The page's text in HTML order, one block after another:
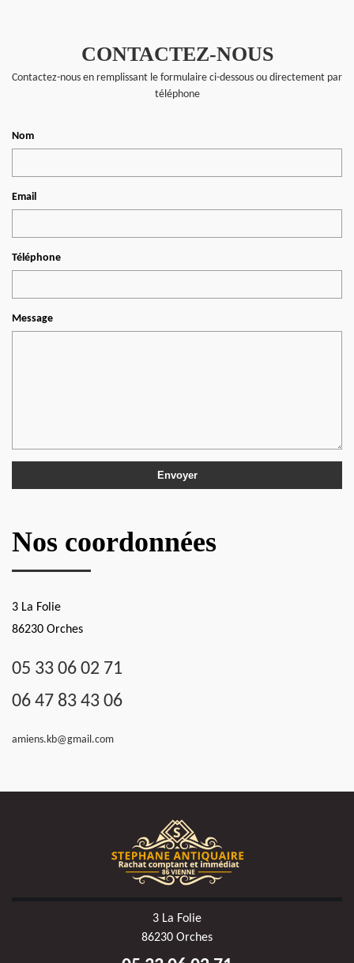
CONTACTEZ-NOUS
Contactez-nous en remplissant le formulaire ci-dessous ou directement par
téléphone
Nom
Email
Téléphone
Message
Nos coordonnées
3 La Folie
86230 Orches
05 33 06 02 71
06 47 83 43 06
amiens.kb@gmail.com
3 La Folie
86230 Orches